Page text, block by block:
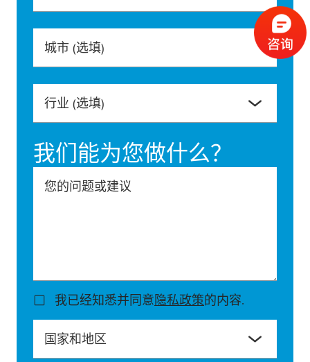
城市 (选填)
行业 (选填)
我们能为您做什么？
您的问题或建议
我已经知悉并同意隐私政策的内容.
国家和地区